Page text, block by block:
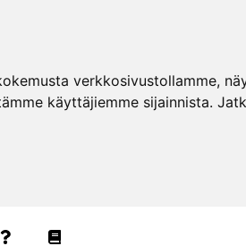
verkkosivustollamme,
käyttäjiemme sijainnista.